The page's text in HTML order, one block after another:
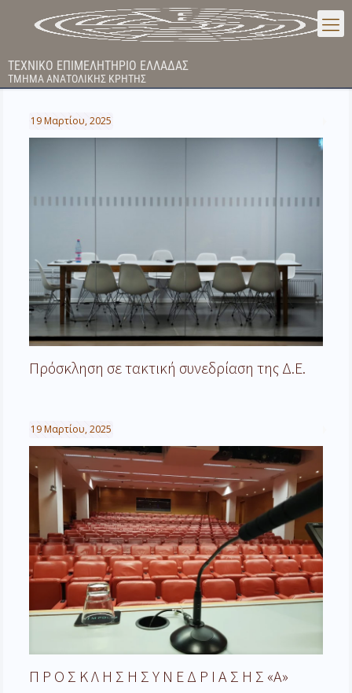
ΤΕΧΝΙΚΟ ΕΠΙΜΕΛΗΤΗΡΙΟ ΕΛΛΑΔΑΣ
ΤΜΗΜΑ ΑΝΑΤΟΛΙΚΗΣ ΚΡΗΤΗΣ
19 Μαρτίου, 2025
Πρόσκληση σε τακτική συνεδρίαση της Δ.Ε.
19 Μαρτίου, 2025
Π Ρ Ο Σ Κ Λ Η Σ Η Σ Υ Ν Ε Δ Ρ Ι Α Σ Η Σ «Α»